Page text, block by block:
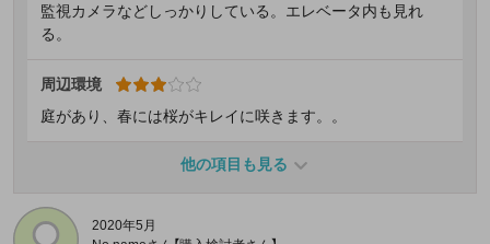
監視カメラなどしっかりしている。エレベータ内も見れ
る。
周辺環境
庭があり、春には桜がキレイに咲きます。。
他の項目も見る
2020年5月